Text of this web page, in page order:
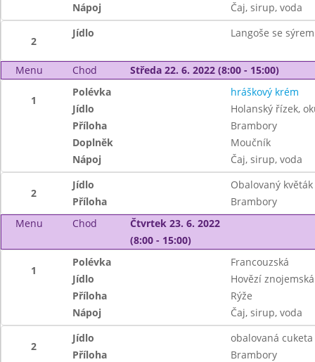
Nápoj
Čaj, sirup, voda
2
Jídlo Langoše se
Menu Chod Středa 22. 6. 2022 (8:00 - 15:00)
1
Polévka
hráškový krém
Jídlo
Holanský řízek,
Příloha
Brambory
Doplněk
Moučník
Nápoj
Čaj, sirup, voda
2
Jídlo
Obalovaný květák
Příloha
Brambory
Menu
Chod
Čtvrtek 23. 6. 2022
(8:00 - 15:00)
1
Polévka
Francouzská
Jídlo
Hovězí
Příloha
Rýže
Nápoj
Čaj, sirup, voda
2
Jídlo
obalovaná cuketa
Příloha
Brambory